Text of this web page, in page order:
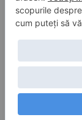
© 2026